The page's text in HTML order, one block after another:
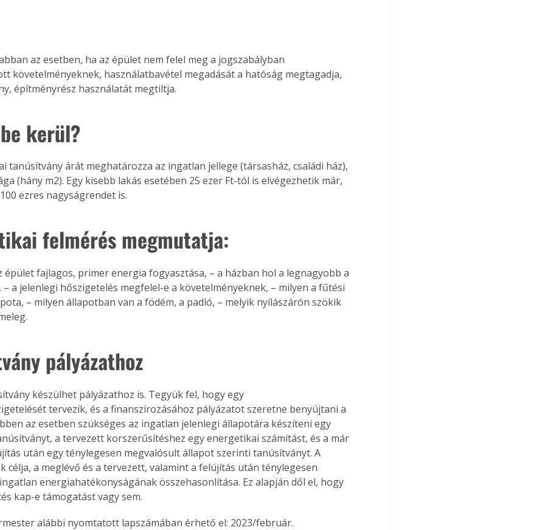
Gyógyító növények: a
természet kincsei az
az esetben, ha az épület nem felel meg a jogszabályban
követelményeknek, használatbavétel megadását a hatóság megtagadja,
építményrész használatát megtiltja.
kerül?
tanúsítvány árát meghatározza az ingatlan jellege (társasház, családi ház),
(hány m2). Egy kisebb lakás esetében 25 ezer Ft-tól is elvégezhetik már,
ezres nagyságrendet is.
felmérés megmutatja:
épület fajlagos, primer energia fogyasztása, – a házban hol a legnagyobb a
– a jelenlegi hőszigetelés megfelel-e a követelményeknek, – milyen a fűtési
– milyen állapotban van a födém, a padló, – melyik nyílászárón szökik
pályázathoz
készülhet pályázathoz is. Tegyük fel, hogy egy
tervezik, és a finanszírozásához pályázatot szeretne benyújtani a
az esetben szükséges az ingatlan jelenlegi állapotára készíteni egy
a tervezett korszerűsítéshez egy energetikai számítást, és a már
után egy ténylegesen megvalósult állapot szerinti tanúsítványt. A
célja, a meglévő és a tervezett, valamint a felújítás után ténylegesen
energiahatékonyságának összehasonlítása. Ez alapján dől el, hogy
kap-e támogatást vagy sem.
alábbi nyomtatott lapszámában érhető el: 2023/február.